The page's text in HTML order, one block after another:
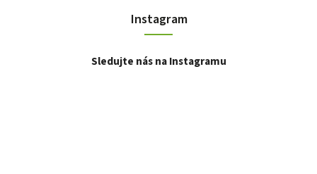
Instagram
Sledujte nás na Instagramu